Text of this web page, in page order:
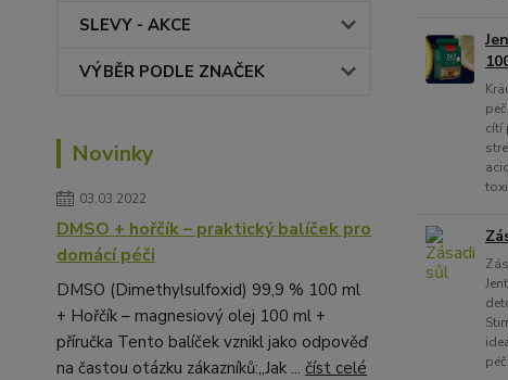
SLEVY - AKCE
VÝBĚR PODLE ZNAČEK
Novinky
03.03.2022
DMSO + hořčík – praktický balíček pro
domácí péči
DMSO (Dimethylsulfoxid) 99,9 % 100 ml
+ Hořčík – magnesiový olej 100 ml +
příručka Tento balíček vznikl jako odpověď
na častou otázku zákazníků:„Jak ... číst celé
cítí